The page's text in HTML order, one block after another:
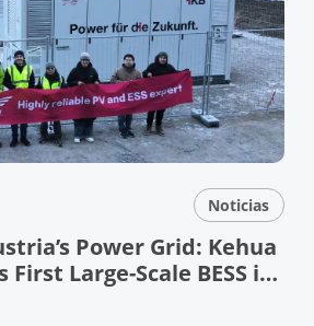
Noticias
Power Grid: Kehua
First Large-Scale BESS in